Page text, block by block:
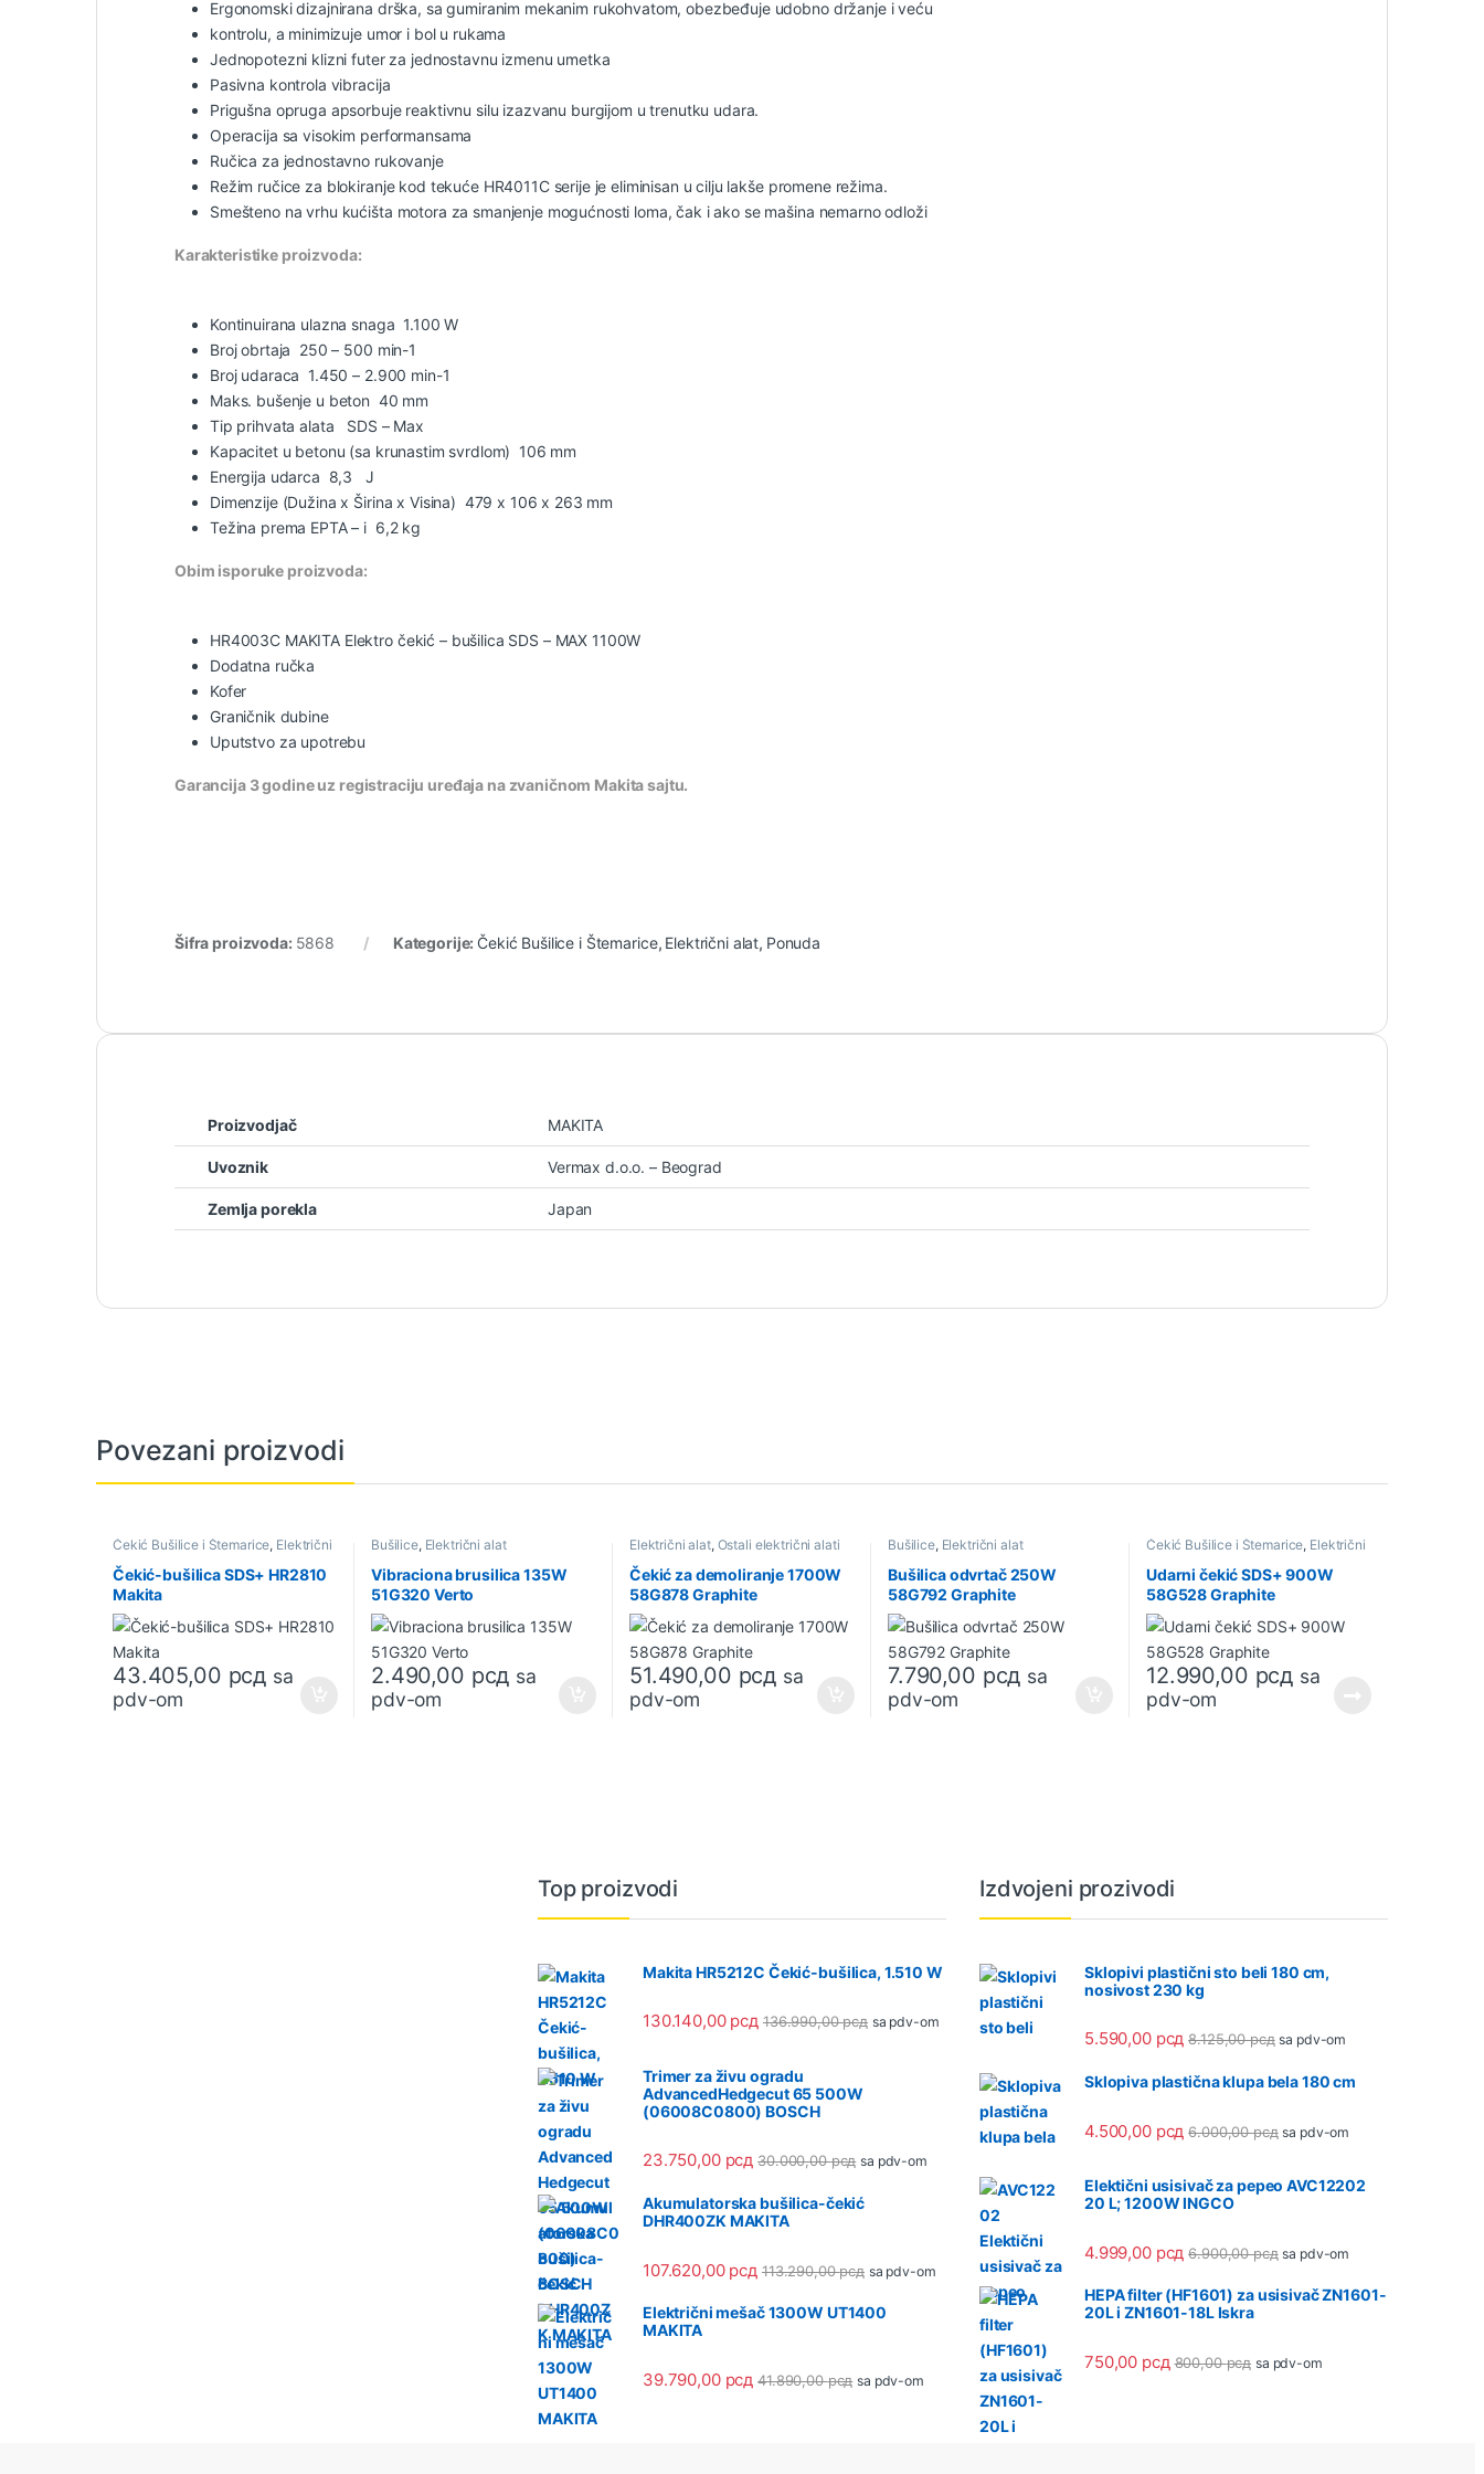
Ergonomski dizajnirana drška, sa gumiranim mekanim rukohvatom, obezbeđuje udobno držanje i veću
kontrolu, a minimizuje umor i bol u rukama
Jednopotezni klizni futer za jednostavnu izmenu umetka
Pasivna kontrola vibracija
Prigušna opruga apsorbuje reaktivnu silu izazvanu burgijom u trenutku udara.
Operacija sa visokim performansama
Ručica za jednostavno rukovanje
Režim ručice za blokiranje kod tekuće HR4011C serije je eliminisan u cilju lakše promene režima.
Smešteno na vrhu kućišta motora za smanjenje mogućnosti loma, čak i ako se mašina nemarno odloži
Karakteristike proizvoda:
Kontinuirana ulazna snaga 1.100 W
Broj obrtaja 250 – 500 min-1
Broj udaraca 1.450 – 2.900 min-1
Maks. bušenje u beton 40 mm
Tip prihvata alata SDS – Max
Kapacitet u betonu (sa krunastim svrdlom) 106 mm
Energija udarca 8,3 J
Dimenzije (Dužina x Širina x Visina) 479 x 106 x 263 mm
Težina prema EPTA – i 6,2 kg
Obim isporuke proizvoda:
HR4003C MAKITA Elektro čekić – bušilica SDS – MAX 1100W
Dodatna ručka
Kofer
Graničnik dubine
Uputstvo za upotrebu
Garancija 3 godine uz registraciju uređaja na zvaničnom Makita sajtu.
Šifra proizvoda: 5868 Kategorije: Čekić Bušilice i Štemarice, Električni alat, Ponuda
Proizvodjač MAKITA
Uvoznik Vermax d.o.o. – Beograd
Zemlja porekla Japan
Povezani proizvodi
Čekić Bušilice i Štemarice, Električni
Čekić-bušilica SDS+ HR2810
Makita
43.405,00 рсд sa
pdv-om
Bušilice, Električni alat
Vibraciona brusilica 135W
51G320 Verto
2.490,00 рсд sa
pdv-om
Električni alat, Ostali električni alati
Čekić za demoliranje 1700W
58G878 Graphite
51.490,00 рсд sa
pdv-om
Bušilice, Električni alat
Bušilica odvrtač 250W
58G792 Graphite
7.790,00 рсд sa
pdv-om
Čekić Bušilice i Štemarice, Električni
Udarni čekić SDS+ 900W
58G528 Graphite
12.990,00 рсд sa
pdv-om
Top proizvodi
Makita HR5212C Čekić-bušilica, 1.510 W
130.140,00 рсд 136.990,00рсд sa pdv-om
Trimer za živu ogradu
AdvancedHedgecut 65 500W
(06008C0800) BOSCH
23.750,00 рсд 30.000,00рсд sa pdv-om
Akumulatorska bušilica-čekić
DHR400ZK MAKITA
107.620,00 рсд 113.290,00рсд sa pdv-om
Električni mešač 1300W UT1400
MAKITA
39.790,00 рсд 41.890,00рсд sa pdv-om
Izdvojeni prozivodi
Sklopivi plastični sto beli 180 cm,
nosivost 230 kg
5.590,00 рсд 8.125,00рсд sa pdv-om
Sklopiva plastična klupa bela 180 cm
4.500,00 рсд 6.000,00рсд sa pdv-om
Elektični usisivač za pepeo AVC12202
20 L; 1200W INGCO
4.999,00 рсд 6.900,00рсд sa pdv-om
HEPA filter (HF1601) za usisivač ZN1601-
20L i ZN1601-18L Iskra
750,00 рсд 800,00рсд sa pdv-om